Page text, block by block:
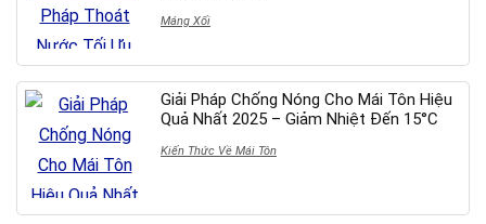
Máng Xối
Giải Pháp Chống Nóng Cho Mái Tôn Hiệu
Quả Nhất 2025 – Giảm Nhiệt Đến 15°C
Kiến Thức Về Mái Tôn